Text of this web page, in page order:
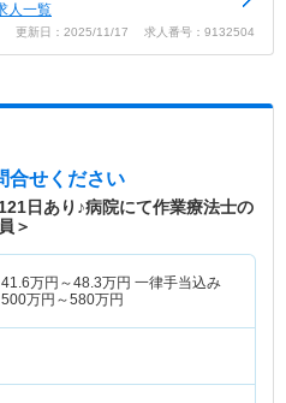
人一覧
更新日：2025/11/17 求人番号：9132504
せください
日あり♪病院にて作業療法士の
＞
41.6万円～48.3万円 一律手当込み
500万円～580万円